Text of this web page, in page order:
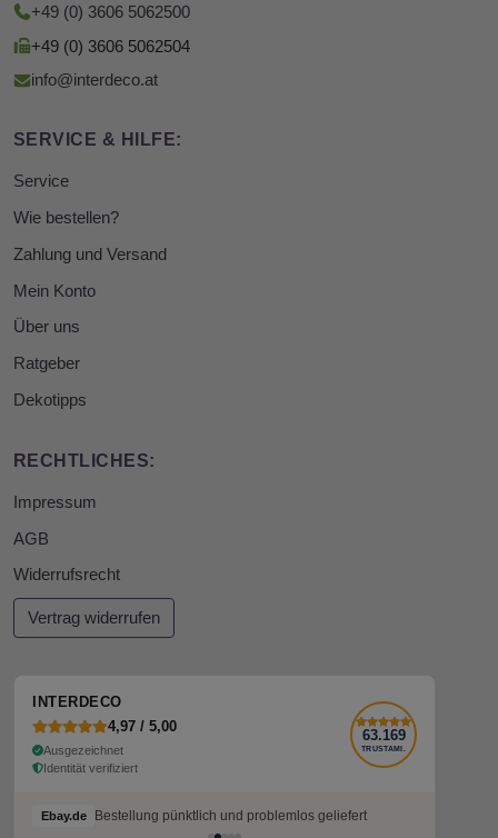
+49 (0) 3606 5062500
+49 (0) 3606 5062504
info@interdeco.at
SERVICE & HILFE:
Service
Wie bestellen?
Zahlung und Versand
Mein Konto
Über uns
Ratgeber
Dekotipps
RECHTLICHES:
Impressum
AGB
Widerrufsrecht
Vertrag widerrufen
INTERDECO
4,97 / 5,00
Ausgezeichnet
Identität verifiziert
63.169
TRUSTAMI.
Ebay.de Bestellung pünktlich und problemlos geliefert